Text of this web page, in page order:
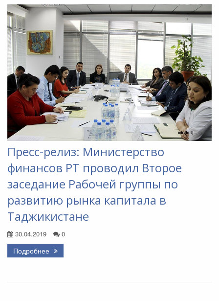
Пресс-релиз: Министерство
финансов РТ проводил Второе
заседание Рабочей группы по
развитию рынка капитала в
Таджикистане
30.04.2019 0
Подробнее